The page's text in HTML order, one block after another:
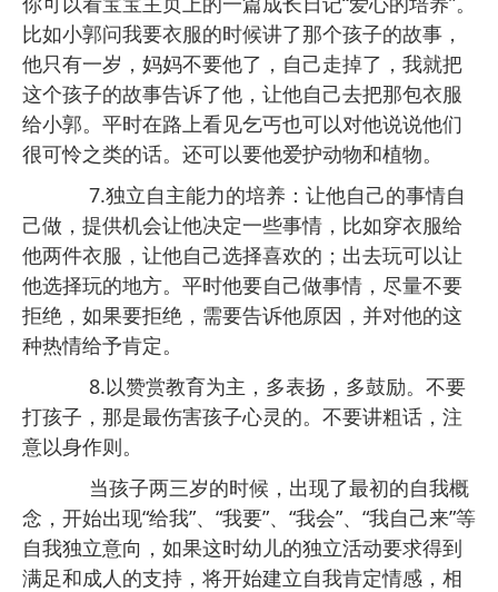
比如小郭问我要衣服的时候讲了那个孩子的故事，
他只有一岁，妈妈不要他了，自己走掉了，我就把
这个孩子的故事告诉了他，让他自己去把那包衣服
给小郭。平时在路上看见乞丐也可以对他说说他们
很可怜之类的话。还可以要他爱护动物和植物。
7.独立自主能力的培养：让他自己的事情自
己做，提供机会让他决定一些事情，比如穿衣服给
他两件衣服，让他自己选择喜欢的；出去玩可以让
他选择玩的地方。平时他要自己做事情，尽量不要
拒绝，如果要拒绝，需要告诉他原因，并对他的这
种热情给予肯定。
8.以赞赏教育为主，多表扬，多鼓励。不要
打孩子，那是最伤害孩子心灵的。不要讲粗话，注
意以身作则。
当孩子两三岁的时候，出现了最初的自我概
念，开始出现“给我”、“我要”、“我会”、“我自己来”等
自我独立意向，如果这时幼儿的独立活动要求得到
满足和成人的支持，将开始建立自我肯定情感，相